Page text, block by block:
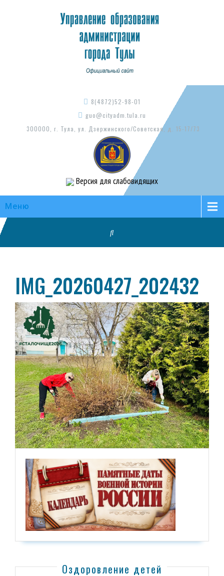
8(4872)52-98-01
guo@cityadm.tula.ru
300000, г. Тула, ул. Дзержинского/Советская, д. 15-17/73
Версия для слабовидящих
Меню
IMG_20260427_202432
Оздоровление детей